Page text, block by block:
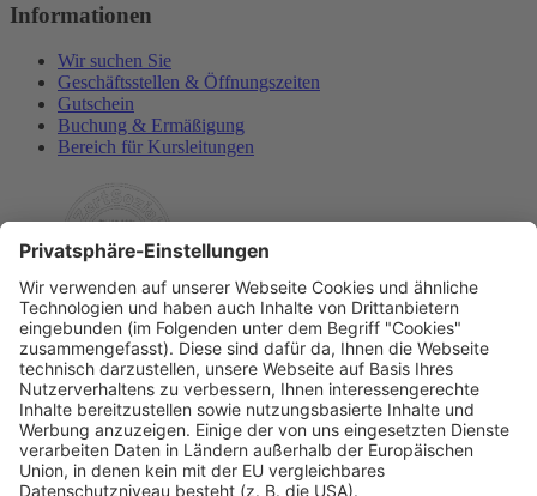
Informationen
Wir suchen Sie
Geschäftsstellen & Öffnungszeiten
Gutschein
Buchung & Ermäßigung
Bereich für Kursleitungen
Rechtliches
Allgemeine Geschäftsbedingungen
Widerrufsbelehrung
Datenschutzerklärung
Barrierefreiheitserklärung
Impressum